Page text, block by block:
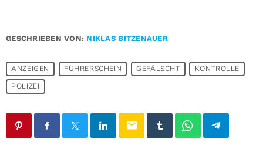
GESCHRIEBEN VON: NIKLAS BITZENAUER
ANZEIGEN FÜHRERSCHEIN GEFÄLSCHT
KONTROLLE
POLIZEI
email